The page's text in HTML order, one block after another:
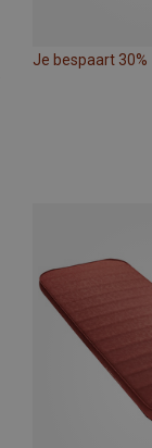
Je bespaart 30%